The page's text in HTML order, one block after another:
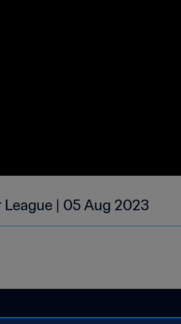
League | 05 Aug 2023